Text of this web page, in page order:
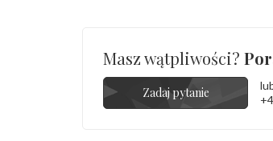
Masz wątpliwości?
Zadaj pytanie